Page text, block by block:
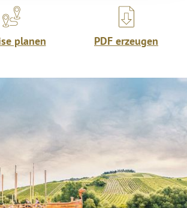
planen PDF erzeugen